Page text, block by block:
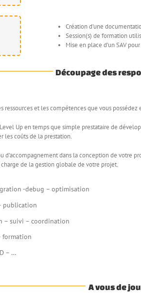
Création d’une
Session(s) de formation
Mise en place d’un SAV
Découpage des
ressources et les compétences que vous
Up en temps que simple prestataire de
les coûts de la prestation.
d’accompagnement dans la conception de votre
de la gestion globale de votre projet.
-debug – optimisation
publication
– suivi – coordination
formation
– …
A vous de